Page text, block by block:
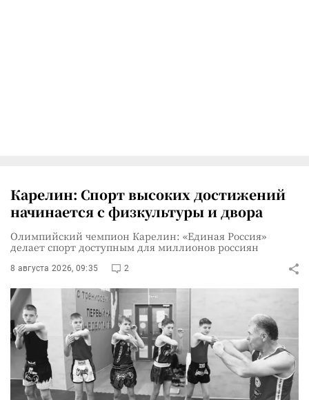
Карелин: Спорт высоких достижений
начинается с физкультуры и двора
Олимпийский чемпион Карелин: «Единая Россия»
делает спорт доступным для миллионов россиян
8 августа 2026, 09:35 2